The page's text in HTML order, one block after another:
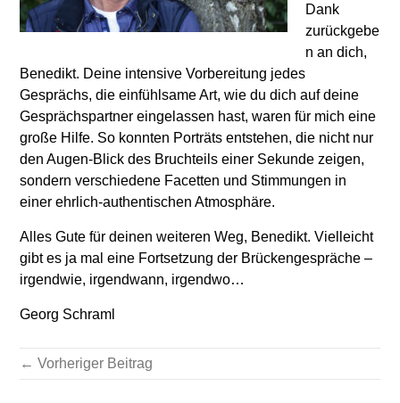
Dank
zurückgebe
n an dich,
Benedikt. Deine intensive Vorbereitung jedes
Gesprächs, die einfühlsame Art, wie du dich auf deine
Gesprächspartner eingelassen hast, waren für mich eine
große Hilfe. So konnten Porträts entstehen, die nicht nur
den Augen-Blick des Bruchteils einer Sekunde zeigen,
sondern verschiedene Facetten und Stimmungen in
einer ehrlich-authentischen Atmosphäre.
Alles Gute für deinen weiteren Weg, Benedikt. Vielleicht
gibt es ja mal eine Fortsetzung der Brückengespräche –
irgendwie, irgendwann, irgendwo…
Georg Schraml
← Vorheriger Beitrag